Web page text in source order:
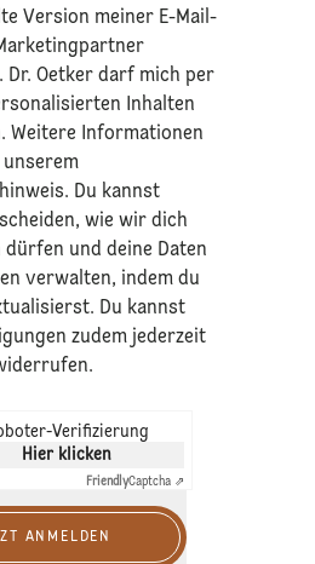
Version meiner E-Mail-
Dr. Oetker darf mich per
Inhalten
Weitere Informationen
. Du kannst
wie wir dich
und deine Daten
verwalten, indem du
Du kannst
zudem jederzeit
Verifizierung
Hier klicken
FriendlyCaptcha ⇗
ANMELDEN